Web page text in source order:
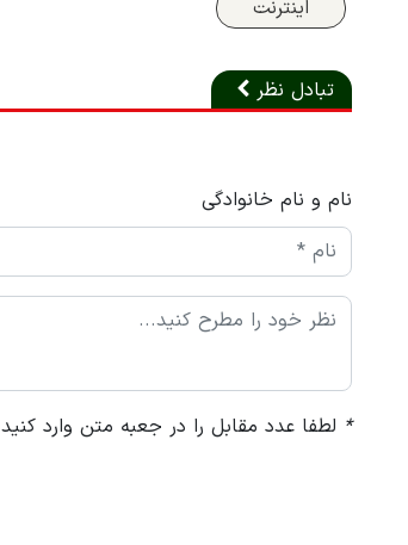
اینترنت
تبادل نظر
نام و نام خانوادگی
* لطفا عدد مقابل را در جعبه متن وارد کنید